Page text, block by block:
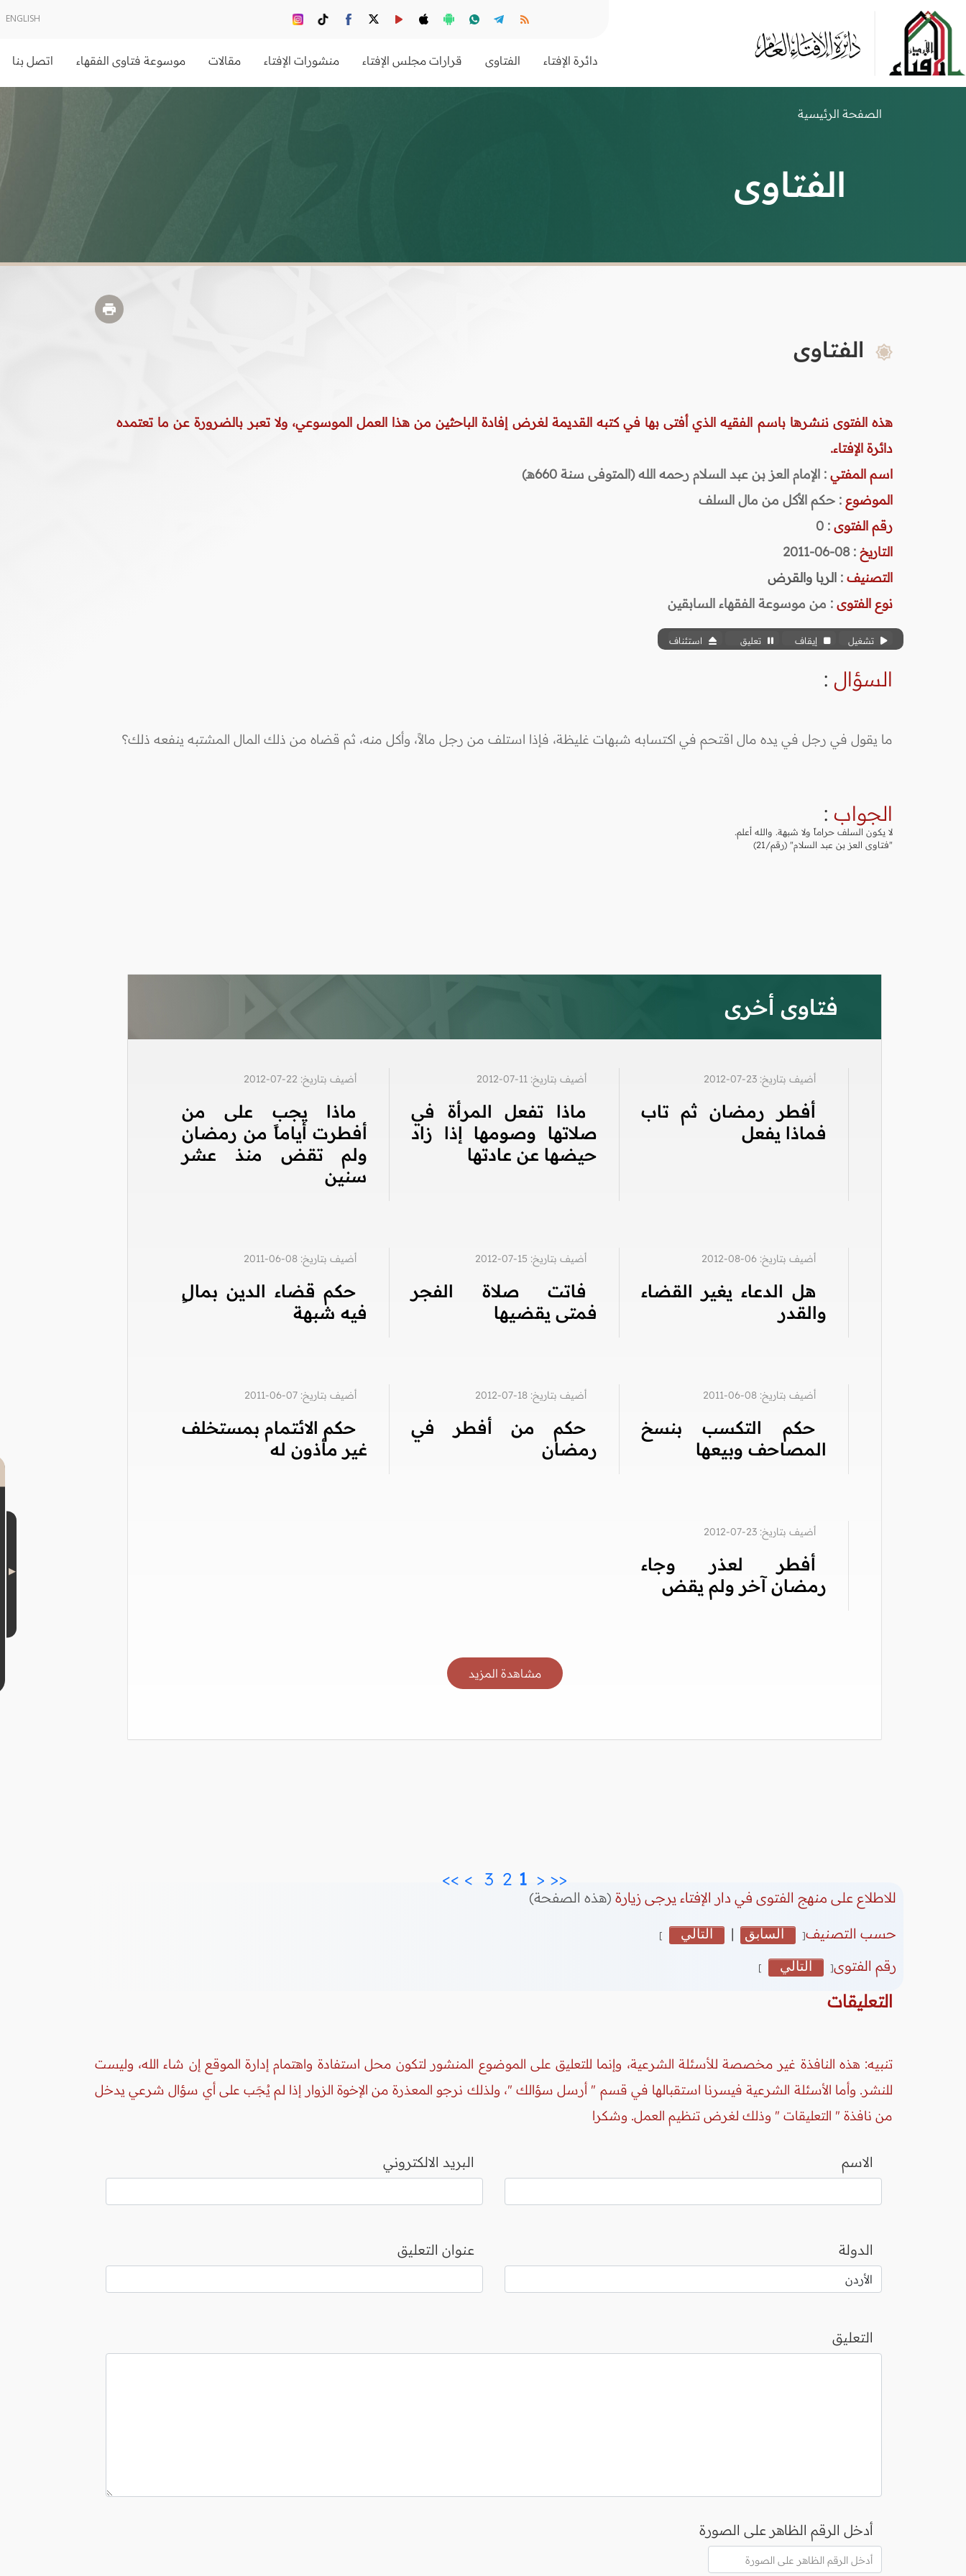
ENGLISH
دائرة الإفتاء الفتاوى قرارات مجلس الإفتاء منشورات الإفتاء مقالات موسوعة فتاوى الفقهاء اتصل بنا
الصفحة الرئيسية
الفتاوى
الفتاوى
هذه الفتوى ننشرها باسم الفقيه الذي أفتى بها في كتبه القديمة لغرض إفادة الباحثين من هذا العمل الموسوعي، ولا تعبر بالضرورة عن ما تعتمده
دائرة الإفتاء.
اسم المفتي : الإمام العز بن عبد السلام رحمه الله (المتوفى سنة 660هـ)
الموضوع : حكم الأكل من مال السلف
رقم الفتوى :
0
التاريخ : 08-06-2011
التصنيف : الربا والقرض
نوع الفتوى : من موسوعة الفقهاء السابقين
تشغيل إيقاف تعليق استئناف
السؤال :
ما يقول في رجل في يده مال اقتحم في اكتسابه شبهات غليظة، فإذا استلف من رجل مالاً، وأكل منه، ثم قضاه من ذلك المال المشتبه ينفعه ذلك؟
الجواب :
لا يكون السلف حراماً ولا شبهة. والله أعلم.
"فتاوى العز بن عبد السلام" (رقم/21)
فتاوى أخرى
أضيف بتاريخ: 23-07-2012
أفطر رمضان ثم تاب
فماذا يفعل
أضيف بتاريخ: 11-07-2012
ماذا تفعل المرأة في
صلاتها وصومها إذا زاد
حيضها عن عادتها
أضيف بتاريخ: 22-07-2012
ماذا يجب على من
أفطرت أياماً من رمضان
ولم تقض منذ عشر
سنين
أضيف بتاريخ: 06-08-2012
هل الدعاء يغير القضاء
والقدر
أضيف بتاريخ: 15-07-2012
فاتت صلاة الفجر
فمتى يقضيها
أضيف بتاريخ: 08-06-2011
حكم قضاء الدين بمالٍ
فيه شبهة
أضيف بتاريخ: 08-06-2011
حكم التكسب بنسخ
المصاحف وبيعها
أضيف بتاريخ: 18-07-2012
حكم من أفطر في
رمضان
أضيف بتاريخ: 07-06-2011
حكم الائتمام بمستخلف
غير مأذون له
أضيف بتاريخ: 23-07-2012
أفطر لعذر وجاء
رمضان آخر ولم يقض
مشاهدة المزيد
<<
<
1
2
3
>
>>
للاطلاع على منهج الفتوى في دار الإفتاء يرجى زيارة (هذه الصفحة)
حسب التصنيف[ السابق | التالي ]
رقم الفتوى[ التالي ]
التعليقات
تنبيه: هذه النافذة غير مخصصة للأسئلة الشرعية، وإنما للتعليق على الموضوع المنشور لتكون محل استفادة واهتمام إدارة الموقع إن شاء الله، وليست
للنشر. وأما الأسئلة الشرعية فيسرنا استقبالها في قسم " أرسل سؤالك "، ولذلك نرجو المعذرة من الإخوة الزوار إذا لم يُجَب على أي سؤال شرعي يدخل
من نافذة " التعليقات " وذلك لغرض تنظيم العمل. وشكرا
الاسم البريد الالكتروني
الدولة عنوان التعليق
التعليق
أدخل الرقم الظاهر على الصورة